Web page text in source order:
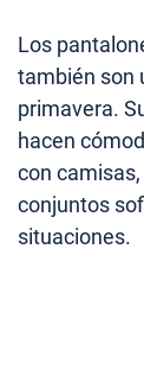
Los
también son
primavera.
hacen
con
conjuntos
situaciones.